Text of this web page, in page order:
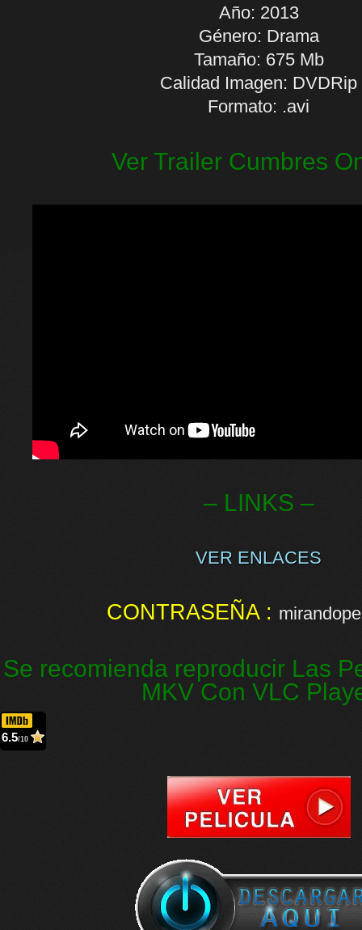
Año: 2013
Género: Drama
Tamaño: 675 Mb
Calidad Imagen: DVDRip
Formato: .avi
Ver Trailer Cumbres
– LINKS –
VER ENLACES
CONTRASEÑA :
Se recomienda reproducir Las
MKV Con VLC
6.5/10